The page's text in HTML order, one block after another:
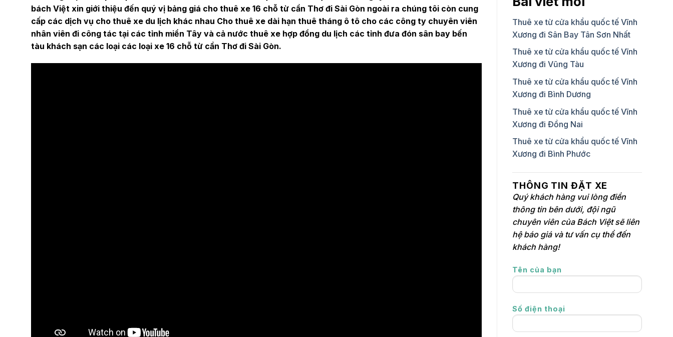
bách Việt xin giới thiệu đến quý vị bảng giá cho thuê xe 16 chỗ từ cần Thơ đi Sài Gòn ngoài ra chúng tôi còn cung
cấp các dịch vụ cho thuê xe du lịch khác nhau Cho thuê xe dài hạn thuê tháng ô tô cho các công ty chuyên viên
nhân viên đi công tác tại các tỉnh miền Tây và cả nước thuê xe hợp đồng du lịch các tỉnh đưa đón sân bay bến
tàu khách sạn các loại các loại xe 16 chỗ từ cần Thơ đi Sài Gòn.
Thuê xe từ cửa khẩu quốc tế Vĩnh
Xương đi Sân Bay Tân Sơn Nhất
Thuê xe từ cửa khẩu quốc tế Vĩnh
Xương đi Vũng Tàu
Thuê xe từ cửa khẩu quốc tế Vĩnh
Xương đi Bình Dương
Thuê xe từ cửa khẩu quốc tế Vĩnh
Xương đi Đồng Nai
Thuê xe từ cửa khẩu quốc tế Vĩnh
Xương đi Bình Phước
THÔNG TIN ĐẶT XE
Quý khách hàng vui lòng điền
thông tin bên dưới, đội ngũ
chuyên viên của Bách Việt sẽ liên
hệ báo giá và tư vấn cụ thể đến
khách hàng!
Tên của bạn
Số điện thoại